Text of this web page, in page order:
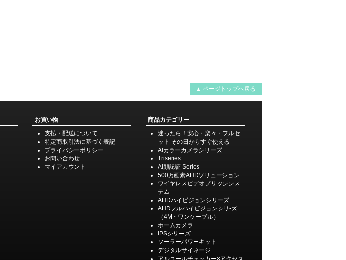
▲ ページトップへ戻る
お買い物
支払・配送について
特定商取引法に基づく表記
プライバシーポリシー
お問い合わせ
マイアカウント
商品カテゴリー
迷ったら！安心・楽々・フルセ
ット その日からすぐ使える
AIカラーカメラシリーズ
Triseries
AI顔認証 Series
500万画素AHDソリューション
ワイヤレスビデオブリッジシス
テム
AHDハイビジョンシリーズ
AHDフルハイビジョンシリ-ズ
（4M・ワンケーブル）
ホームカメラ
IPSシリーズ
ソーラーパワーキット
デジタルサイネージ
アルコールチェッカー×アクセス